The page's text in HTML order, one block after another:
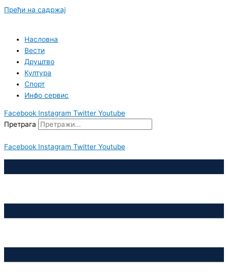
Пређи на садржај
Насловна
Вести
Друштво
Култура
Спорт
Инфо сервис
Facebook Instagram Twitter Youtube
Претрага
Facebook Instagram Twitter Youtube